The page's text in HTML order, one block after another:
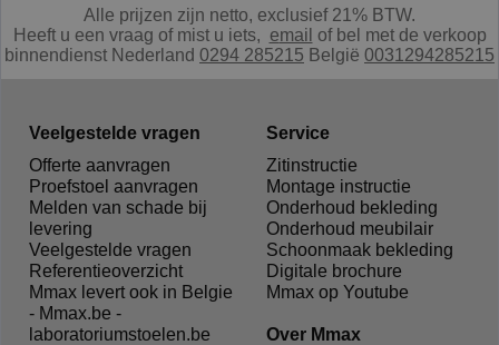
Alle prijzen zijn netto, exclusief 21% BTW.
Heeft u een vraag of mist u iets, email of bel met de verkoop
binnendienst Nederland 0294 285215 België 0031294285215
Veelgestelde vragen
Offerte aanvragen
Proefstoel aanvragen
Melden van schade bij
levering
Veelgestelde vragen
Referentieoverzicht
Mmax levert ook in Belgie
- Mmax.be -
laboratoriumstoelen.be
Service
Zitinstructie
Montage instructie
Onderhoud bekleding
Onderhoud meubilair
Schoonmaak bekleding
Digitale brochure
Mmax op Youtube
Over Mmax